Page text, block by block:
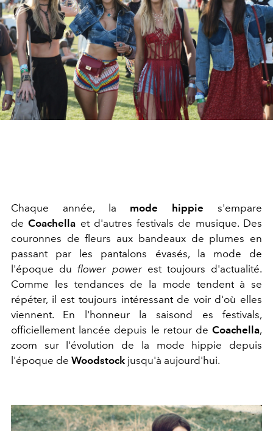
Chaque année, la mode hippie s'empare
deCoachella et d'autres festivals de musique. Des
couronnes de fleurs aux bandeaux de plumes en
passant par les pantalons évasés, la mode de
l'époque duflower powerest toujours d'actualité.
Comme les tendances de la mode tendent à se
répéter, il est toujours intéressant de voir d'où elles
viennent. En l'honneur la saisond es festivals,
officiellement lancée depuis le retour de Coachella,
zoom sur l'évolution de la mode hippie depuis
l'époque de Woodstock jusqu'à aujourd'hui.